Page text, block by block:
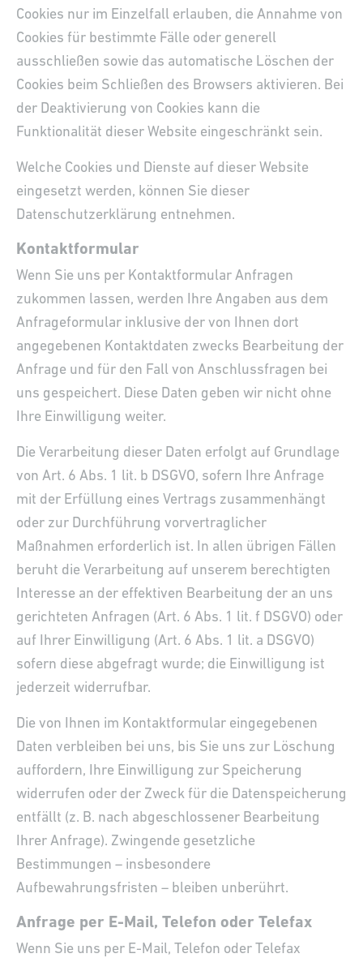
Cookies nur im Einzelfall erlauben, die Annahme von
Cookies für bestimmte Fälle oder generell
ausschließen sowie das automatische Löschen der
Cookies beim Schließen des Browsers aktivieren. Bei
der Deaktivierung von Cookies kann die
Funktionalität dieser Website eingeschränkt sein.
Welche Cookies und Dienste auf dieser Website
eingesetzt werden, können Sie dieser
Datenschutzerklärung entnehmen.
Kontaktformular
Wenn Sie uns per Kontaktformular Anfragen
zukommen lassen, werden Ihre Angaben aus dem
Anfrageformular inklusive der von Ihnen dort
angegebenen Kontaktdaten zwecks Bearbeitung der
Anfrage und für den Fall von Anschlussfragen bei
uns gespeichert. Diese Daten geben wir nicht ohne
Ihre Einwilligung weiter.
Die Verarbeitung dieser Daten erfolgt auf Grundlage
von Art. 6 Abs. 1 lit. b DSGVO, sofern Ihre Anfrage
mit der Erfüllung eines Vertrags zusammenhängt
oder zur Durchführung vorvertraglicher
Maßnahmen erforderlich ist. In allen übrigen Fällen
beruht die Verarbeitung auf unserem berechtigten
Interesse an der effektiven Bearbeitung der an uns
gerichteten Anfragen (Art. 6 Abs. 1 lit. f DSGVO) oder
auf Ihrer Einwilligung (Art. 6 Abs. 1 lit. a DSGVO)
sofern diese abgefragt wurde; die Einwilligung ist
jederzeit widerrufbar.
Die von Ihnen im Kontaktformular eingegebenen
Daten verbleiben bei uns, bis Sie uns zur Löschung
auffordern, Ihre Einwilligung zur Speicherung
widerrufen oder der Zweck für die Datenspeicherung
entfällt (z. B. nach abgeschlossener Bearbeitung
Ihrer Anfrage). Zwingende gesetzliche
Bestimmungen – insbesondere
Aufbewahrungsfristen – bleiben unberührt.
Anfrage per E-Mail, Telefon oder Telefax
Wenn Sie uns per E-Mail, Telefon oder Telefax